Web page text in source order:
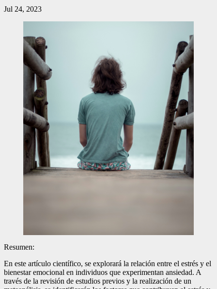
Jul 24, 2023
Resumen:
En este artículo científico, se explorará la relación entre el estrés y el
bienestar emocional en individuos que experimentan ansiedad. A
través de la revisión de estudios previos y la realización de un